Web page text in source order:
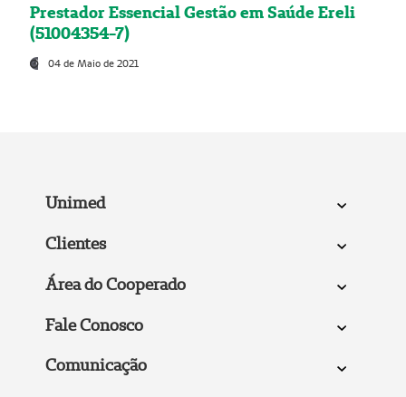
Prestador Essencial Gestão em Saúde Ereli
(51004354-7)
04 de Maio de 2021
Unimed
Clientes
Área do Cooperado
Fale Conosco
Comunicação